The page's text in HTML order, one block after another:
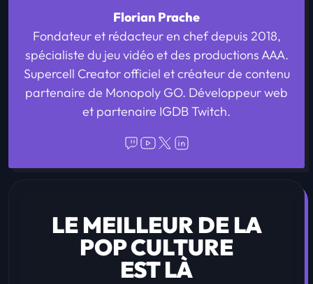
Florian Prache
Fondateur et rédacteur en chef depuis 2018,
spécialiste du jeu vidéo et des productions AAA.
Supercell Creator officiel et créateur de contenu
partenaire de Monopoly GO. Développeur web
et partenaire IGDB Twitch.
LE MEILLEUR DE LA
POP CULTURE
EST LÀ